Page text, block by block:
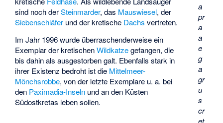
a
pr
a
a
e
g
a
gr
u
s
cr
et
sind noch derSteinmarder, das Mauswiesel, der
Siebenschläfer und der kretische Dachs vertreten.
Im Jahr 1996 wurde überraschenderweise ein
Exemplar der kretischenWildkatzegefangen, die
bis dahin als ausgestorben galt. Ebenfalls stark in
ihrer Existenz bedroht ist die Mittelmeer-
Mönchsrobbe, von der letzte Exemplare u. a. bei
den Paximadia-Inseln und an den Küsten
Südostkretas leben sollen.